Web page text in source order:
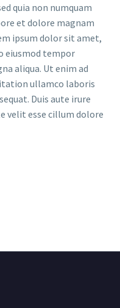
quia non numquam
et dolore magnam
ipsum dolor sit amet,
eiusmod tempor
aliqua. Ut enim ad
ullamco laboris
Duis aute irure
velit esse cillum dolore